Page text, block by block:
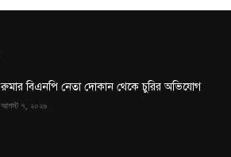
রুমার বিএনপি নেতা দোকান থেকে চুরির অভিযোগ
আগস্ট ৭, ২০২৬